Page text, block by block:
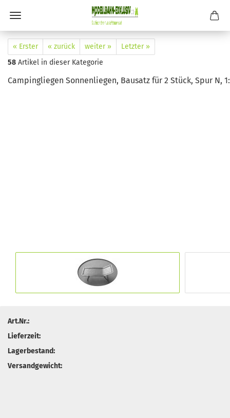
« Erster « zurück weiter »
Letzter »
58 Artikel in dieser Kategorie
Campingliegen Sonnenliegen, Bausatz für 2 Stück, Spur N,
Art.Nr.:
Lieferzeit:
Lagerbestand:
Versandgewicht: